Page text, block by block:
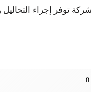
توفر إجراء
0